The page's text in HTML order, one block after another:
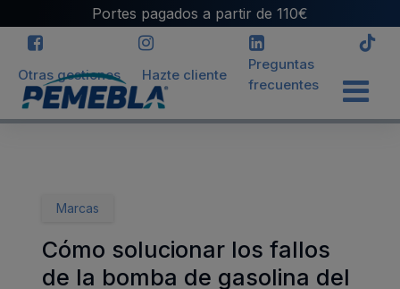
Portes pagados a partir de 110€
Otras gestiones Hazte cliente
Preguntas
frecuentes
INICIO>BLOG>CÓMO SOLUCIONAR LOS FALLOS DE LA
BOMBA DE GASOLINA DEL DAEWOO RACER
Marcas
Cómo solucionar los fallos
de la bomba de gasolina del